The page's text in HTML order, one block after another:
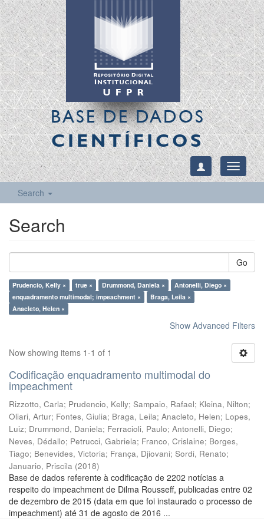
BASE DE DADOS
CIENTÍFICOS
Toggle
Search
Search
Go
Prudencio, Kelly × true × Drummond, Daniela ×
Antonelli, Diego ×
enquadramento multimodal; impeachment ×
Braga, Leila ×
Anacleto, Helen ×
Show Advanced Filters
Now showing items 1-1 of 1
Codificação enquadramento multimodal do
impeachment
Rizzotto, Carla; Prudencio, Kelly; Sampaio, Rafael; Kleina, Nilton;
Oliari, Artur; Fontes, Giulia; Braga, Leila; Anacleto, Helen; Lopes,
Luiz; Drummond, Daniela; Ferracioli, Paulo; Antonelli, Diego;
Neves, Dédallo; Petrucci, Gabriela; Franco, Crislaine; Borges,
Tiago; Benevides, Victoria; França, Djiovani; Sordi, Renato;
Januario, Priscila (2018)
Base de dados referente à codificação de 2202 notícias a
respeito do impeachment de Dilma Rousseff, publicadas entre 02
de dezembro de 2015 (data em que foi instaurado o processo de
impeachment) até 31 de agosto de 2016 ...